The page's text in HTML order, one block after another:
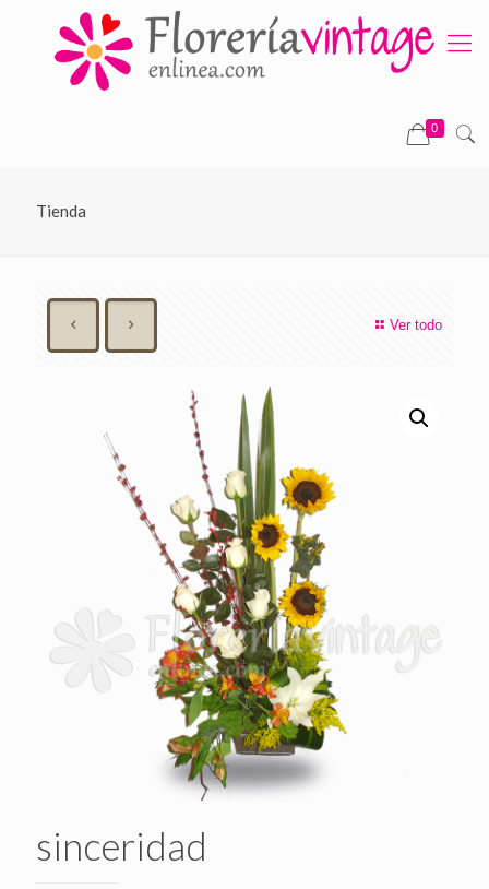
0
Tienda
Ver todo
sinceridad